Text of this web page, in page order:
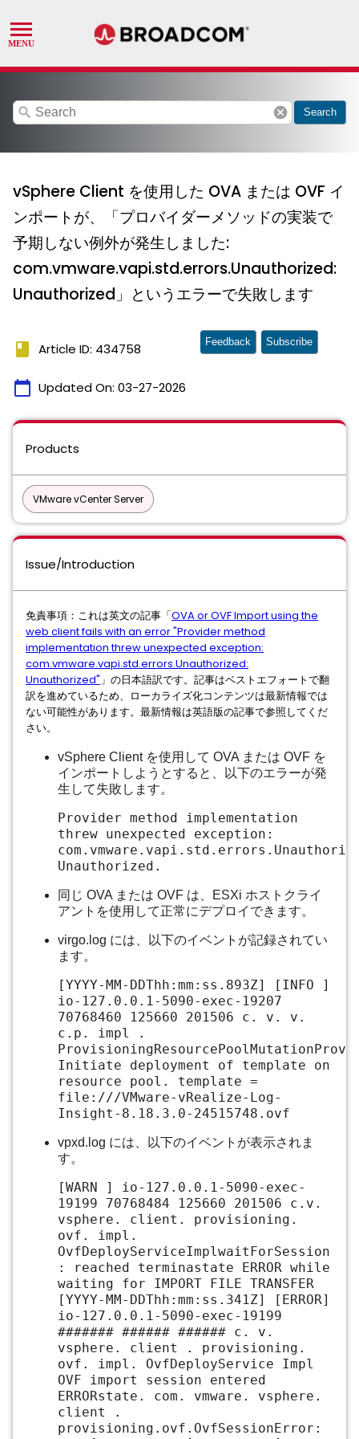
search cancel Search
vSphere Client を使用した OVA または OVF イ
ンポートが、「プロバイダーメソッドの実装で
予期しない例外が発生しました:
com.vmware.vapi.std.errors.Unauthorized:
Unauthorized」というエラーで失敗します
book Article ID: 434758
calendar_today Updated On: 03-27-2026
Feedback Subscribe
Products
VMware vCenter Server
Issue/Introduction
免責事項：これは英文の記事「OVA or OVF Import using the
web client fails with an error "Provider method
implementation threw unexpected exception:
com.vmware.vapi.std.errors.Unauthorized:
Unauthorized"」の日本語訳です。記事はベストエフォートで翻
訳を進めているため、ローカライズ化コンテンツは最新情報では
ない可能性があります。最新情報は英語版の記事で参照してくだ
さい。
vSphere Client を使用して OVA または OVF を
インポートしようとすると、以下のエラーが発
生して失敗します。
Provider method implementation
threw unexpected exception:
Unauthorized.
同じ OVA または OVF は、ESXi ホストクライ
アントを使用して正常にデプロイできます。
virgo.log には、以下のイベントが記録されてい
ます。
[YYYY-MM-DDThh:mm:ss.893Z] [INFO ]
io-127.0.0.1-5090-exec-19207
70768460 125660 201506 c. v. v.
c.p. impl .
Initiate deployment of template on
resource pool. template =
file:///VMware-vRealize-Log-
Insight-8.18.3.0-24515748.ovf
vpxd.log には、以下のイベントが表示されま
す。
[WARN ] io-127.0.0.1-5090-exec-
19199 70768484 125660 201506 c.v.
vsphere. client. provisioning.
ovf. impl.
OvfDeployServiceImplwaitForSession
: reached terminastate ERROR while
waiting for IMPORT FILE TRANSFER
[YYYY-MM-DDThh:mm:ss.341Z] [ERROR]
io-127.0.0.1-5090-exec-19199
####### ###### ###### c. v.
vsphere. client . provisioning.
ovf. impl. OvfDeployService Impl
OVF import session entered
ERRORstate. com. vmware. vsphere.
client .
provisioning.ovf.OvfSessionError: